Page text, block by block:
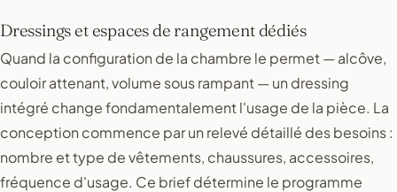
Dressings et espaces de rangement dédiés
Quand la configuration de la chambre le permet — alcôve,
couloir attenant, volume sous rampant — un dressing
intégré change fondamentalement l'usage de la pièce. La
conception commence par un relevé détaillé des besoins :
nombre et type de vêtements, chaussures, accessoires,
fréquence d'usage. Ce brief détermine le programme